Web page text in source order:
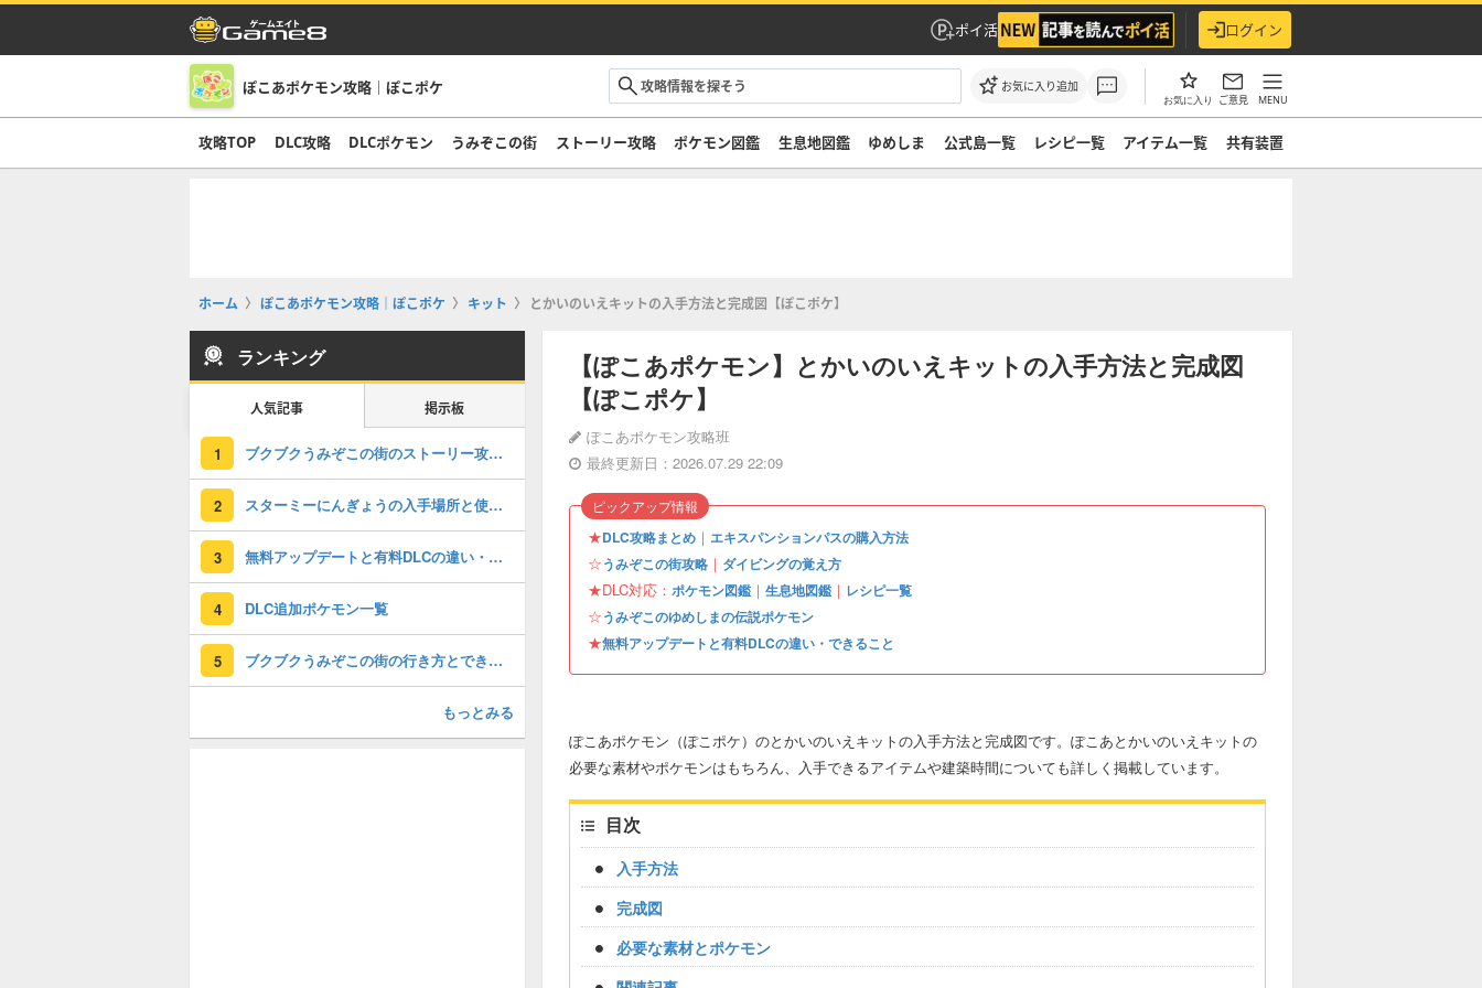
ポイ活 ログイン
ぽこあポケモン攻略｜ぽこポケ お気に入り追加
お気に入り ご意見 MENU
攻略TOP DLC攻略 DLCポケモン うみぞこの街 ストーリー攻略 ポケモン図鑑 生息地図鑑 ゆめしま 公式島一覧 レシピ一覧 アイテム一覧 共有装置
ホーム ぽこあポケモン攻略｜ぽこポケ キット とかいのいえキットの入手方法と完成図【ぽこポケ】
【ぽこあポケモン】とかいのいえキットの入手方法と完成図
【ぽこポケ】
ぽこあポケモン攻略班
最終更新日：2026.07.29 22:09
★DLC攻略まとめ ｜ エキスパンションパスの購入方法
☆うみぞこの街攻略 ｜ ダイビングの覚え方
★DLC対応： ポケモン図鑑 ｜ 生息地図鑑 ｜ レシピ一覧
☆うみぞこのゆめしまの伝説ポケモン
★無料アップデートと有料DLCの違い・できること
ピックアップ情報
ぽこあポケモン（ぽこポケ）のとかいのいえキットの入手方法と完成図です。ぽこあとかいのいえキットの
必要な素材やポケモンはもちろん、入手できるアイテムや建築時間についても詳しく掲載しています。
目次
入手方法
完成図
必要な素材とポケモン
ランキング
人気記事 掲示板
1 ブクブクうみぞこの街のストーリー攻略・DLC第1弾
2 スターミーにんぎょうの入手場所と使い道
3 無料アップデートと有料DLCの違い・できること
4 DLC追加ポケモン一覧
5 ブクブクうみぞこの街の行き方とできること
もっとみる